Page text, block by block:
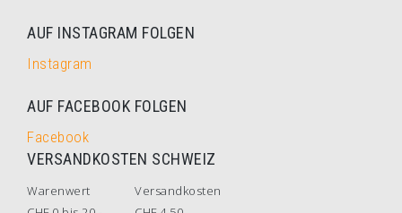
AUF INSTAGRAM FOLGEN
Instagram
AUF FACEBOOK FOLGEN
Facebook
VERSANDKOSTEN SCHWEIZ
Warenwert
Versandkosten